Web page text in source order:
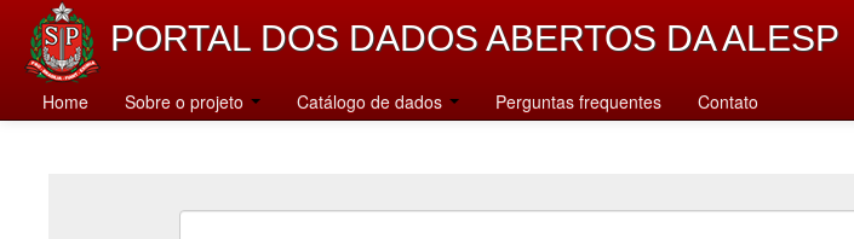
PORTAL DOS DADOS ABERTOS DA ALESP
Home Sobre o projeto Catálogo de dados Perguntas frequentes Contato